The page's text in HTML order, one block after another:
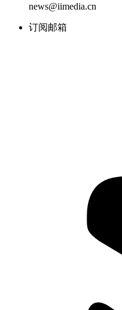
news@iimedia.cn
订阅邮箱